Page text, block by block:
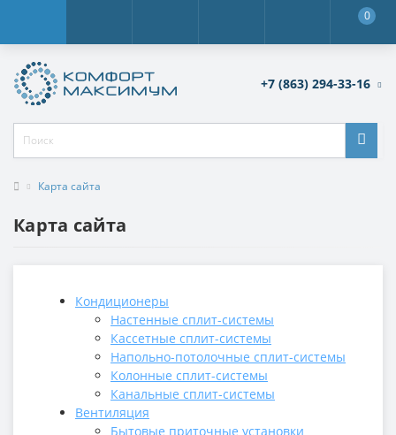
0
+7 (863) 294-33-16
Карта сайта
Карта сайта
Кондиционеры
Настенные сплит-системы
Кассетные сплит-системы
Напольно-потолочные сплит-системы
Колонные сплит-системы
Канальные сплит-системы
Вентиляция
Бытовые приточные установки